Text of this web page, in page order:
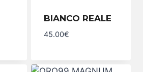
BIANCO REALE
45.00€
BIANCO